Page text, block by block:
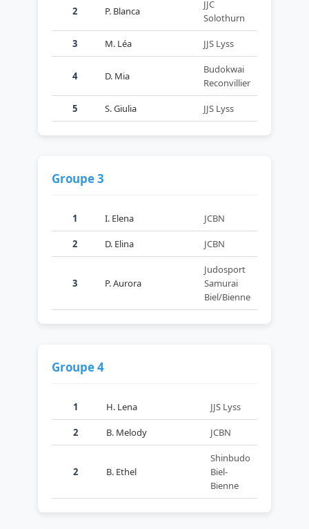
2 P. Blanca
JJC
Solothurn
3 M. Léa JJS Lyss
4 D. Mia
Budokwai
Reconvillier
5 S. Giulia JJS Lyss
Groupe 3
1 I. Elena JCBN
2 D. Elina JCBN
3 P. Aurora
Judosport
Samurai
Biel/Bienne
Groupe 4
1 H. Lena JJS Lyss
2 B. Melody JCBN
2 B. Ethel
Shinbudo
Biel-
Bienne